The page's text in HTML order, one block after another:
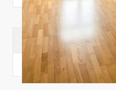
Suchhistorie
noch nichts angesehen